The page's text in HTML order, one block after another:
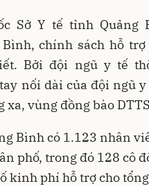
Sở Y tế tỉnh Quảng
Bình, chính sách hỗ
Bởi đội ngũ y tế
nối dài của đội ngũ y
xa, vùng đồng bào
Bình có 1.123 nhân
phố, trong đó 128 cô
kinh phí hỗ trợ cho